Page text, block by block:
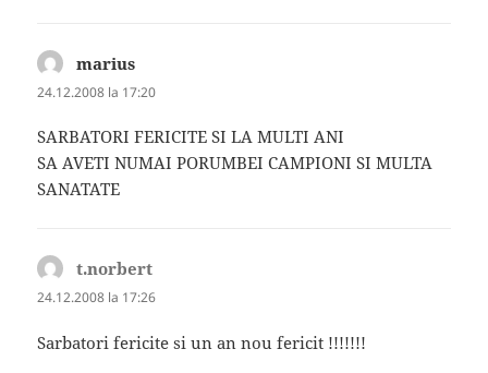
marius
24.12.2008 la 17:20
SARBATORI FERICITE SI LA MULTI ANI
SA AVETI NUMAI PORUMBEI CAMPIONI SI MULTA
SANATATE
t.norbert
24.12.2008 la 17:26
Sarbatori fericite si un an nou fericit !!!!!!!